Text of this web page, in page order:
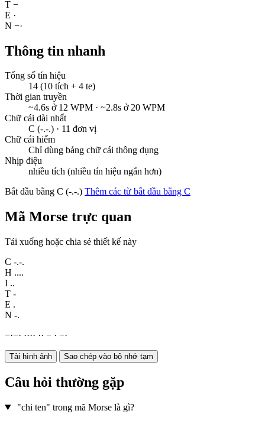
T −
E ·
N −·
Thông tin nhanh
Tổng số tín hiệu
14 (10 tích + 4 te)
Thời gian truyền
~4.6s ở 12 WPM · ~2.8s ở 20 WPM
Chữ cái dài nhất
C (-.-.) · 11 đơn vị
Chữ cái hiếm
Chỉ dùng bảng chữ cái thông dụng
Nhịp điệu
nhiều tích (nhiều tín hiệu ngắn hơn)
Bắt đầu bằng C (-.-.) Thêm các từ bắt đầu bằng C
Mã Morse trực quan
Tải xuống hoặc chia sẻ thiết kế này
C -.-.
H ....
I ..
T -
E .
N -.
−·−· ···· ·· − · −·
Tải hình ảnh Sao chép vào bộ nhớ tạm
Câu hỏi thường gặp
"chi ten" trong mã Morse là gì?